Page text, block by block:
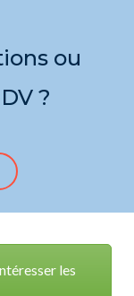
ou
?
les